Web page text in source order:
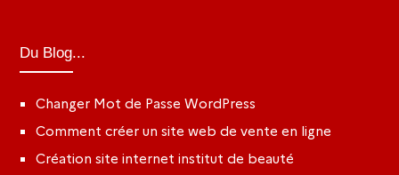
Du Blog...
Changer Mot de Passe WordPress
Comment créer un site web de vente en ligne
Création site internet institut de beauté